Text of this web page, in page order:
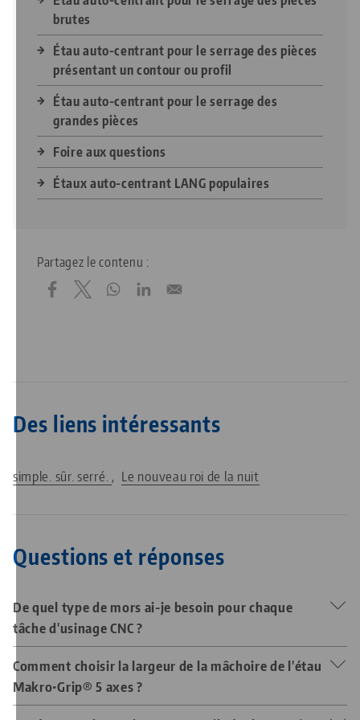
brutes
Étau auto-centrant pour le serrage des pièces
présentant un contour ou profil
Étau auto-centrant pour le serrage des
grandes pièces
Foire aux questions
Étaux auto-centrant LANG populaires
Partagez le contenu :
Des liens intéressants
simple. sûr. serré. Le nouveau roi de la nuit
Questions et réponses
De quel type de mors ai-je besoin pour chaque
tâche d'usinage CNC ?
L'étau Makro•Grip® 5 axesest le choix idéal pour l'usinage
de pièces brutes sur 5 faces, où une bonne accessibilité et
des forces de maintien élevées sont requises. Pour tous les
Comment choisir la largeur de la mâchoire de l'étau
Makro•Grip® 5 axes ?